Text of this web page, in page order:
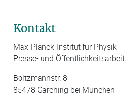
Kontakt
Max-Planck-Institut für Physik
Presse- und Öffentlichkeitsarbeit
Boltzmannstr. 8
85478 Garching bei München